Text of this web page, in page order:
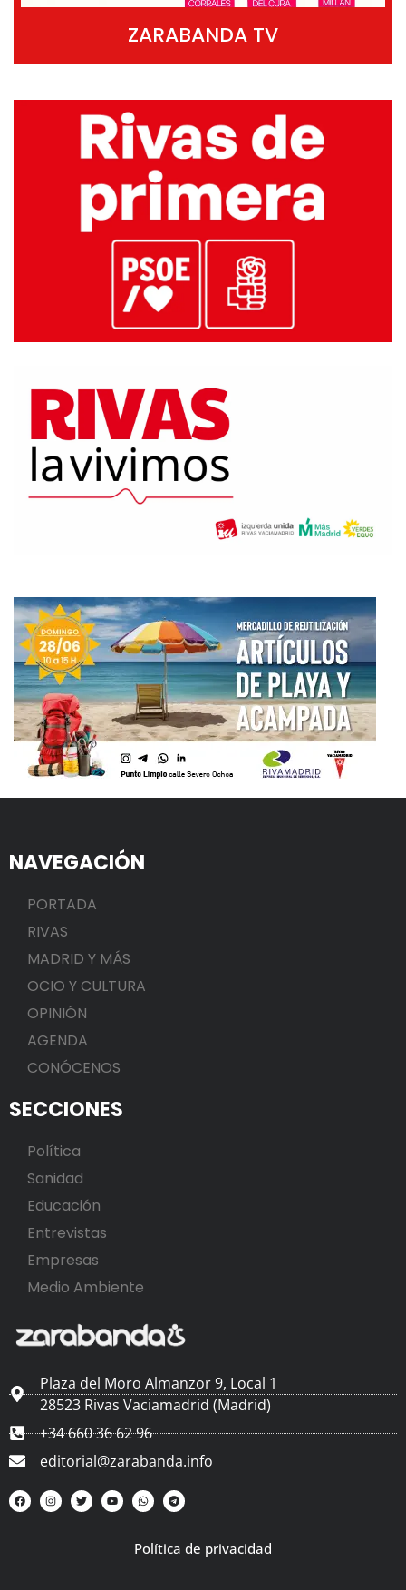
ZARABANDA TV
NAVEGACIÓN
PORTADA
RIVAS
MADRID Y MÁS
OCIO Y CULTURA
OPINIÓN
AGENDA
CONÓCENOS
SECCIONES
Política
Sanidad
Educación
Entrevistas
Empresas
Medio Ambiente
Plaza del Moro Almanzor 9, Local 1
28523 Rivas Vaciamadrid (Madrid)
+34 660 36 62 96
editorial@zarabanda.info
Política de privacidad